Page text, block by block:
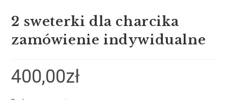
2 sweterki dla charcika
zamówienie indywidualne
400,00zł